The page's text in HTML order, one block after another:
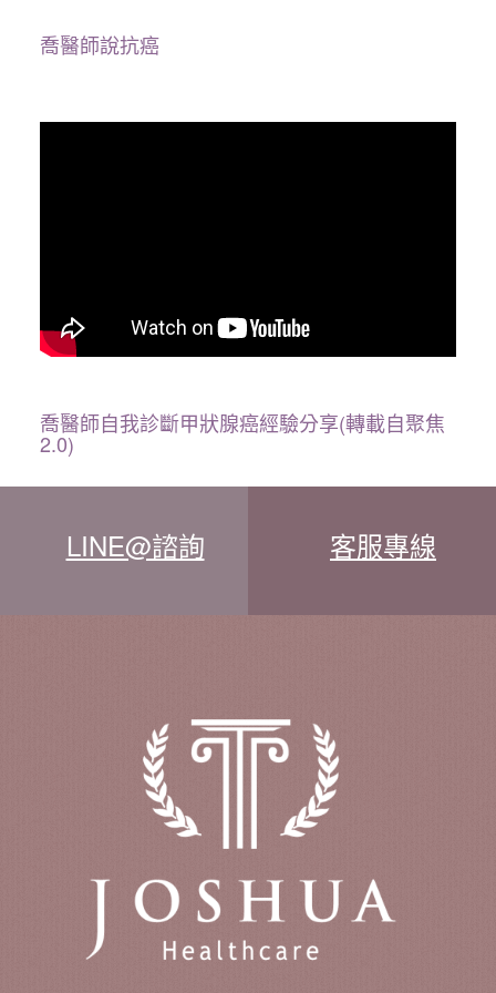
喬醫師說抗癌
喬醫師自我診斷甲狀腺癌經驗分享(轉載自聚焦
2.0)
LINE@諮詢 客服專線